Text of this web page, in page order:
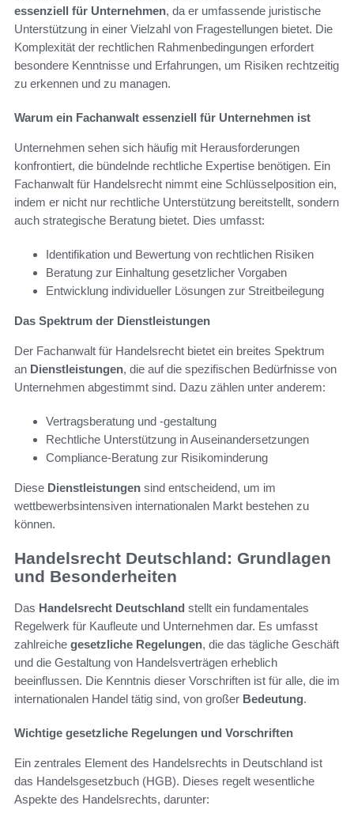
essenziell für Unternehmen, da er umfassende juristische
Unterstützung in einer Vielzahl von Fragestellungen bietet. Die
Komplexität der rechtlichen Rahmenbedingungen erfordert
besondere Kenntnisse und Erfahrungen, um Risiken rechtzeitig
zu erkennen und zu managen.
Warum ein Fachanwalt essenziell für Unternehmen ist
Unternehmen sehen sich häufig mit Herausforderungen
konfrontiert, die bündelnde rechtliche Expertise benötigen. Ein
Fachanwalt für Handelsrecht nimmt eine Schlüsselposition ein,
indem er nicht nur rechtliche Unterstützung bereitstellt, sondern
auch strategische Beratung bietet. Dies umfasst:
Identifikation und Bewertung von rechtlichen Risiken
Beratung zur Einhaltung gesetzlicher Vorgaben
Entwicklung individueller Lösungen zur Streitbeilegung
Das Spektrum der Dienstleistungen
Der Fachanwalt für Handelsrecht bietet ein breites Spektrum
an Dienstleistungen, die auf die spezifischen Bedürfnisse von
Unternehmen abgestimmt sind. Dazu zählen unter anderem:
Vertragsberatung und -gestaltung
Rechtliche Unterstützung in Auseinandersetzungen
Compliance-Beratung zur Risikominderung
Diese Dienstleistungen sind entscheidend, um im
wettbewerbsintensiven internationalen Markt bestehen zu
können.
Handelsrecht Deutschland: Grundlagen
und Besonderheiten
Das Handelsrecht Deutschland stellt ein fundamentales
Regelwerk für Kaufleute und Unternehmen dar. Es umfasst
zahlreiche gesetzliche Regelungen, die das tägliche Geschäft
und die Gestaltung von Handelsverträgen erheblich
beeinflussen. Die Kenntnis dieser Vorschriften ist für alle, die im
internationalen Handel tätig sind, von großer Bedeutung.
Wichtige gesetzliche Regelungen und Vorschriften
Ein zentrales Element des Handelsrechts in Deutschland ist
das Handelsgesetzbuch (HGB). Dieses regelt wesentliche
Aspekte des Handelsrechts, darunter: